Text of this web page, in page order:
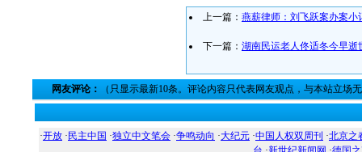
上一篇： 燕薪律师：刘飞跃案办案小
下一篇： 湖南民运老人佟适冬今早逝
网友评论： （只显示最新10条。评论内容只代表网友观点，与本站立场
·开放 · 民主中国 ·独立中文笔会 ·争鸣动向 ·大纪元 ·中国人权双周刊 ·北京之